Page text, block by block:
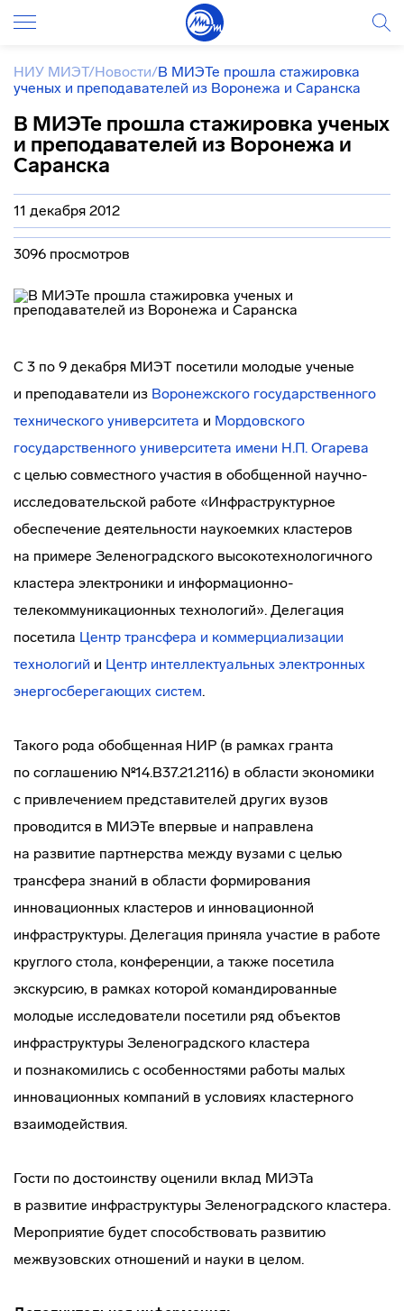
НИУ МИЭТ/Новости/В МИЭТе прошла стажировка
ученых и преподавателей из Воронежа и Саранска
В МИЭТе прошла стажировка ученых
и преподавателей из Воронежа и
Саранска
11 декабря 2012
3096 просмотров
С 3 по 9 декабря МИЭТ посетили молодые ученые
и преподаватели из Воронежского государственного
технического университета и Мордовского
государственного университета имени Н.П. Огарева
с целью совместного участия в обобщенной научно-
исследовательской работе «Инфраструктурное
обеспечение деятельности наукоемких кластеров
на примере Зеленоградского высокотехнологичного
кластера электроники и информационно-
телекоммуникационных технологий». Делегация
посетила Центр трансфера и коммерциализации
технологий и Центр интеллектуальных электронных
энергосберегающих систем.
Такого рода обобщенная НИР (в рамках гранта
по соглашению №14.B37.21.2116) в области экономики
с привлечением представителей других вузов
проводится в МИЭТе впервые и направлена
на развитие партнерства между вузами с целью
трансфера знаний в области формирования
инновационных кластеров и инновационной
инфраструктуры. Делегация приняла участие в работе
круглого стола, конференции, а также посетила
экскурсию, в рамках которой командированные
молодые исследователи посетили ряд объектов
инфраструктуры Зеленоградского кластера
и познакомились с особенностями работы малых
инновационных компаний в условиях кластерного
взаимодействия.
Гости по достоинству оценили вклад МИЭТа
в развитие инфраструктуры Зеленоградского кластера.
Мероприятие будет способствовать развитию
межвузовских отношений и науки в целом.